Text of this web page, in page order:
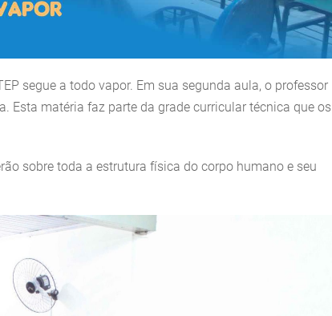
segue a todo vapor. Em sua segunda aula, o professor
Esta matéria faz parte da grade curricular técnica que os
sobre toda a estrutura física do corpo humano e seu